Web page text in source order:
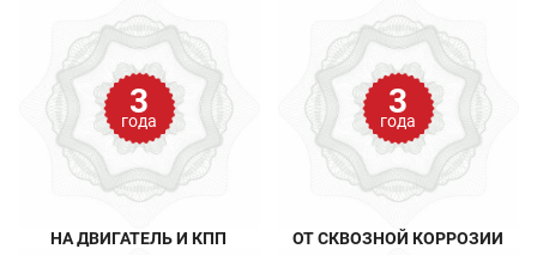
3
года
НА ДВИГАТЕЛЬ И КПП
3
года
ОТ СКВОЗНОЙ КОРРОЗИИ